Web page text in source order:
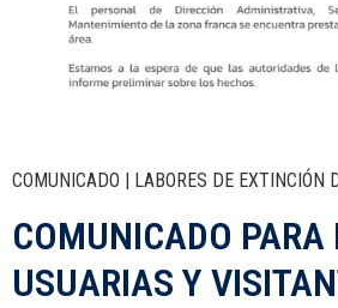
COMUNICADO | LABORES DE EXTINCIÓN
COMUNICADO PARA
USUARIAS Y